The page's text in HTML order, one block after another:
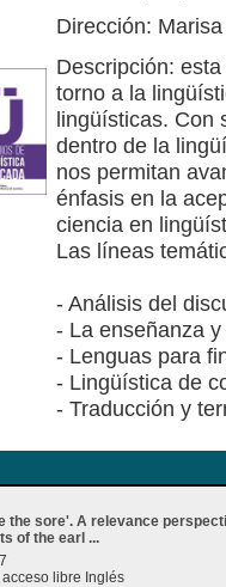
Dirección:
Descripción:
torno a la
lingüísticas. Con
dentro de la
nos permitan
énfasis en la
ciencia en
Las líneas
- Análisis del
- La enseñanza
- Lenguas para
- Lingüística de
- Traducción y
the sore'. A relevance
of the earl ...
libre Inglés